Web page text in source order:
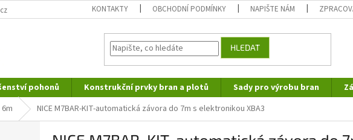
KONTAKTY OBCHODNÍ PODMÍNKY NAPIŠTE NÁM
HLEDAT
pohonů Konstrukční prvky bran a plotů Sady pro výrobu bran
materiálNICE M7BAR-KIT-automatická závora do 7m s elektronikou XBA3